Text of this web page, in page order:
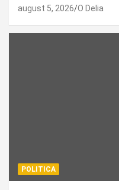
august 5, 2026 O Delia
POLITICA